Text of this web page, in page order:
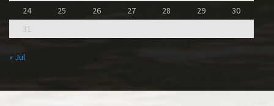
24
25 26 27 28 29
30
31
« Jul